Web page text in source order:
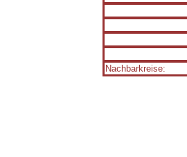
Nachbarkreise: